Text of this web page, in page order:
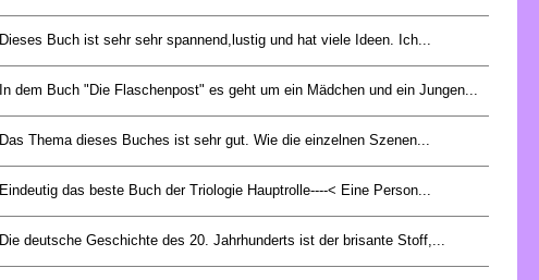
Dieses Buch ist sehr sehr spannend,lustig und hat viele Ideen. Ich...
In dem Buch "Die Flaschenpost" es geht um ein Mädchen und ein Jungen...
Das Thema dieses Buches ist sehr gut. Wie die einzelnen Szenen...
Eindeutig das beste Buch der Triologie Hauptrolle----< Eine Person...
Die deutsche Geschichte des 20. Jahrhunderts ist der brisante Stoff,...